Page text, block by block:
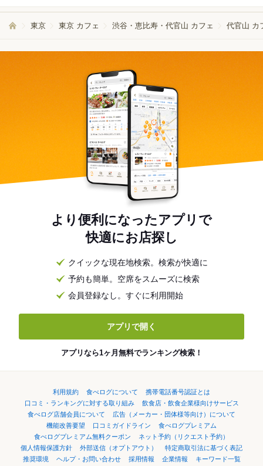
東京 東京 カフェ 渋谷・恵比寿・代官山 カフェ 代官山 カ
より便利になったアプリで
快適にお店探し
クイックな現在地検索。検索が快適に
予約も簡単。空席をスムーズに検索
会員登録なし。すぐに利用開始
アプリで開く
アプリなら1ヶ月無料でランキング検索！
利用規約 食べログについて
携帯電話番号認証とは
口コミ・ランキングに対する取り組み
飲食店・飲食企業様向けサービス
食べログ店舗会員について
広告（メーカー・団体様等向け）について
機能改善要望
口コミガイドライン
食べログプレミアム
食べログプレミアム無料クーポン
ネット予約（リクエスト予約）
個人情報保護方針
外部送信（オプトアウト）
特定商取引法に基づく表記
推奨環境
ヘルプ・お問い合わせ 採用情報 企業情報 キーワード一覧